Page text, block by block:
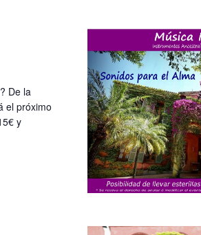
De la
el próximo
y